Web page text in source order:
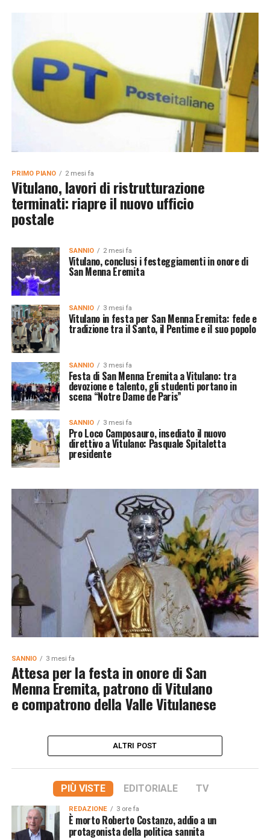
PRIMO PIANO 2 mesi fa
Vitulano, lavori di ristrutturazione
terminati: riapre il nuovo ufficio
postale
SANNIO 2 mesi fa
Vitulano, conclusi i festeggiamenti in onore di
San Menna Eremita
SANNIO 3 mesi fa
Vitulano in festa per San Menna Eremita: fede e
tradizione tra il Santo, il Pentime e il suo popolo
SANNIO 3 mesi fa
Festa di San Menna Eremita a Vitulano: tra
devozione e talento, gli studenti portano in
scena “Notre Dame de Paris”
SANNIO 3 mesi fa
Pro Loco Camposauro, insediato il nuovo
direttivo a Vitulano: Pasquale Spitaletta
presidente
SANNIO 3 mesi fa
Attesa per la festa in onore di San
Menna Eremita, patrono di Vitulano
e compatrono della Valle Vitulanese
ALTRI POST
PIÙ VISTE EDITORIALE TV
REDAZIONE 3 ore fa
È morto Roberto Costanzo, addio a un
protagonista della politica sannita